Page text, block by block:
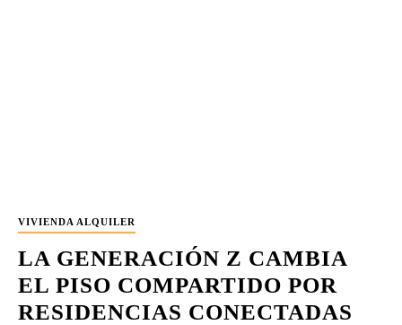
VIVIENDA ALQUILER
LA GENERACIÓN Z CAMBIA
EL PISO COMPARTIDO POR
RESIDENCIAS CONECTADAS